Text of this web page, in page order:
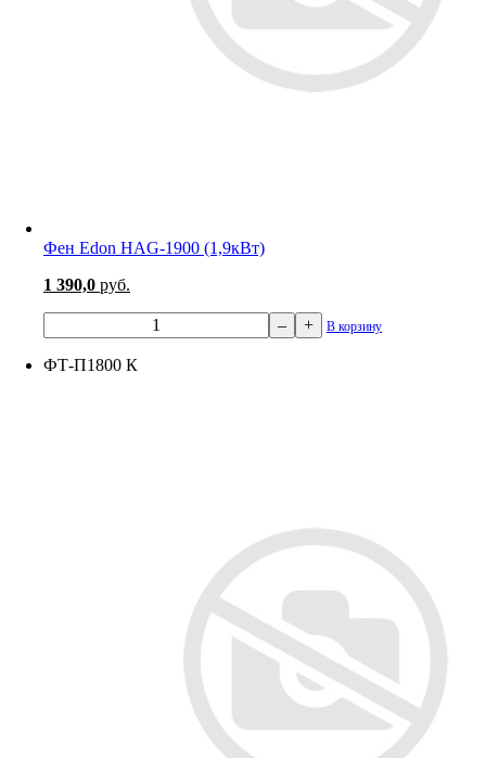
Фен Edon HAG-1900 (1,9кВт)
1 390,0 руб.
– + В корзину
ФТ-П1800 К